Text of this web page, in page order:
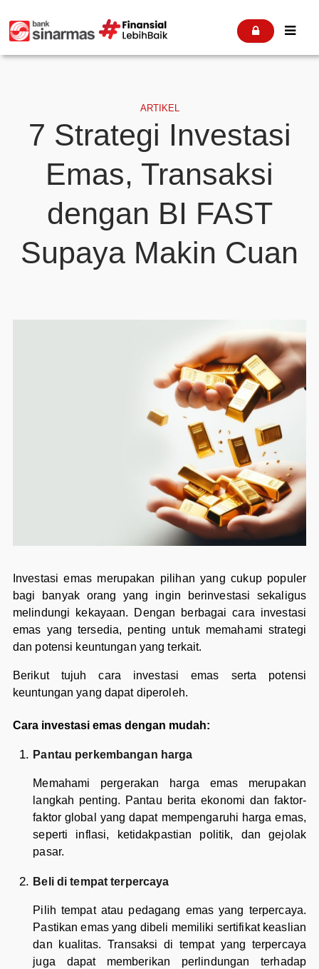
 
ARTIKEL
7 Strategi Investasi
Emas, Transaksi
dengan BI FAST
Supaya Makin Cuan
Investasi emas merupakan pilihan yang cukup populer
bagi banyak orang yang ingin berinvestasi sekaligus
melindungi kekayaan. Dengan berbagai cara investasi
emas yang tersedia, penting untuk memahami strategi
dan potensi keuntungan yang terkait.
Berikut tujuh cara investasi emas serta potensi
keuntungan yang dapat diperoleh.
Cara investasi emas dengan mudah:
Pantau perkembangan harga
Memahami pergerakan harga emas merupakan
langkah penting. Pantau berita ekonomi dan faktor-
faktor global yang dapat mempengaruhi harga emas,
seperti inflasi, ketidakpastian politik, dan gejolak
pasar.
Beli di tempat terpercaya
Pilih tempat atau pedagang emas yang terpercaya.
Pastikan emas yang dibeli memiliki sertifikat keaslian
dan kualitas. Transaksi di tempat yang terpercaya
juga dapat memberikan perlindungan terhadap